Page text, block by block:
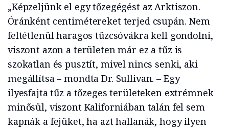
„Képzeljünk el egy tőzegégést az Arktiszon.
Óránként centimétereket terjed csupán. Nem
feltétlenül haragos tűzcsóvákra kell gondolni,
viszont azon a területen már ez a tűz is
szokatlan és pusztít, mivel nincs senki, aki
megállítsa – mondta Dr. Sullivan. – Egy
ilyesfajta tűz a tőzeges területeken extrémnek
minősül, viszont Kaliforniában talán fel sem
kapnák a fejüket, ha azt hallanák, hogy ilyen